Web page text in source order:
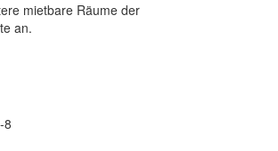
mietbare Räume der
an.
8